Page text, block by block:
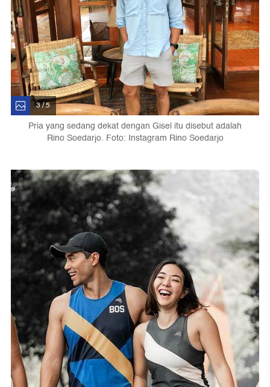
3 / 5
Pria yang sedang dekat dengan Gisel itu disebut adalah
Rino Soedarjo. Foto: Instagram Rino Soedarjo